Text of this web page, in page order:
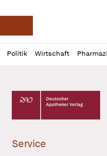
Deutsche
Politik Wirtschaft
Profil
öffnen
Daz
Pur
Deutscher Apotheker
Service